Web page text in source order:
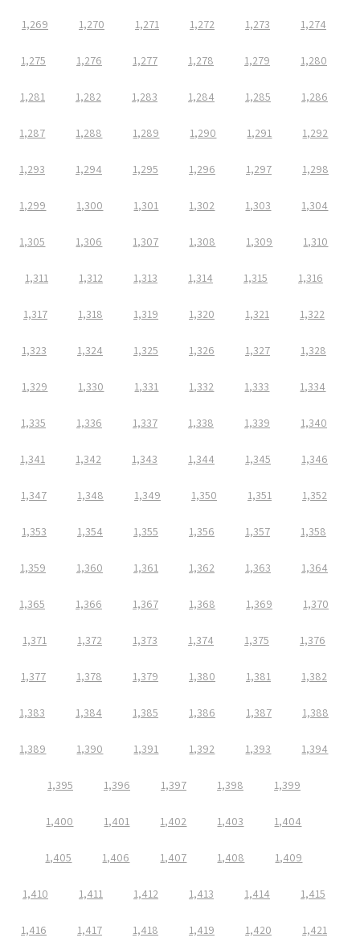
1,269 1,270 1,271 1,272 1,273 1,274
1,275 1,276 1,277 1,278 1,279 1,280
1,281 1,282 1,283 1,284 1,285 1,286
1,287 1,288 1,289 1,290 1,291 1,292
1,293 1,294 1,295 1,296 1,297 1,298
1,299 1,300 1,301 1,302 1,303 1,304
1,305 1,306 1,307 1,308 1,309 1,310
1,311 1,312 1,313 1,314 1,315 1,316
1,317 1,318 1,319 1,320 1,321 1,322
1,323 1,324 1,325 1,326 1,327 1,328
1,329 1,330 1,331 1,332 1,333 1,334
1,335 1,336 1,337 1,338 1,339 1,340
1,341 1,342 1,343 1,344 1,345 1,346
1,347 1,348 1,349 1,350 1,351 1,352
1,353 1,354 1,355 1,356 1,357 1,358
1,359 1,360 1,361 1,362 1,363 1,364
1,365 1,366 1,367 1,368 1,369 1,370
1,371 1,372 1,373 1,374 1,375 1,376
1,377 1,378 1,379 1,380 1,381 1,382
1,383 1,384 1,385 1,386 1,387 1,388
1,389 1,390 1,391 1,392 1,393 1,394
1,395 1,396 1,397 1,398 1,399
1,400 1,401 1,402 1,403 1,404
1,405 1,406 1,407 1,408 1,409
1,410 1,411 1,412 1,413 1,414 1,415
1,416 1,417 1,418 1,419 1,420 1,421